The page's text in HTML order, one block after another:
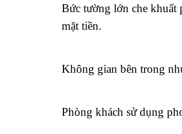
Bức tường lớn che khuất
mặt tiền.
Không gian bên trong
Phòng khách sử dụng